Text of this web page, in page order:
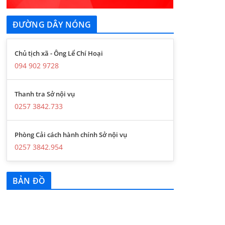
ĐƯỜNG DÂY NÓNG
Chủ tịch xã - Ông Lể Chí Hoại
094 902 9728
Thanh tra Sở nội vụ
0257 3842.733
Phòng Cải cách hành chính Sở nội vụ
0257 3842.954
BẢN ĐỒ